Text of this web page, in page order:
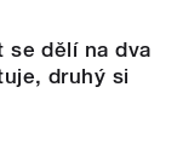
se dělí na dva
druhý si